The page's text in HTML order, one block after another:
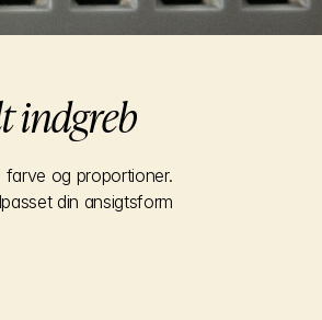
indgreb
og proportioner.
din ansigtsform